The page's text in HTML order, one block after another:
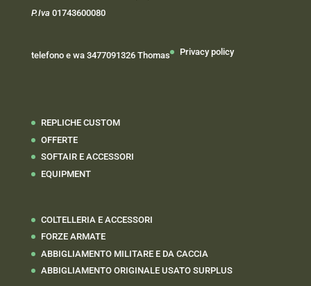
P.Iva 01743600080
telefono e wa 3477091326 Thomas Privacy policy
REPLICHE CUSTOM
OFFERTE
SOFTAIR E ACCESSORI
EQUIPMENT
COLTELLERIA E ACCESSORI
FORZE ARMATE
ABBIGLIAMENTO MILITARE E DA CACCIA
ABBIGLIAMENTO ORIGINALE USATO SURPLUS